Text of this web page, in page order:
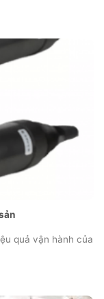
quả vận hành của